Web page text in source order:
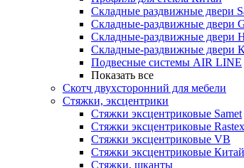
Складные раздвижные двери
Складные-раздвижные двери
Складные-раздвижные двери
Складные-раздвижные двери
Подвесные системы AIR LINE
Показать все
Скотч двухсторонний для мебели
Стяжки, эксцентрики
Cтяжки эксцентриковые Samet
Стяжки эксцентриковые Rastex
Стяжки эксцентриковые VB
Стяжки эксцентриковые Китай
Стяжки, шканты